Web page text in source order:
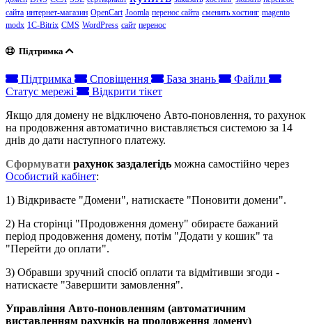
сайта интернет-магазин OpenCart Joomla перенос сайта сменить хостинг magento
modx 1C-Bitrix CMS WordPress сайт перенос
Підтримка
Підтримка Сповіщення База знань
Файли
Статус мережі
Відкрити тікет
Якщо для домену не відключено Авто-поновлення, то рахунок
на продовження автоматично виставляється системою за 14
днів до дати наступного платежу.
Сформувати рахунок заздалегідь можна самостійно через
Особистий кабінет:
1) Відкриваєте "Домени", натискаєте "Поновити домени".
2) На сторінці "Продовження домену" обираєте бажаний
період продовження домену, потім "Додати у кошик" та
"Перейти до оплати".
3) Обравши зручний спосіб оплати та відмітивши згоди -
натискаєте "Завершити замовлення".
Управління Авто-поновленням (автоматичним
виставленням рахунків на продовження домену)